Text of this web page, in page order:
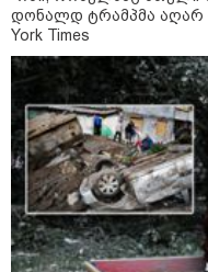
კატეგორიის
დონალდ ტრამპმა აღარ
York Times